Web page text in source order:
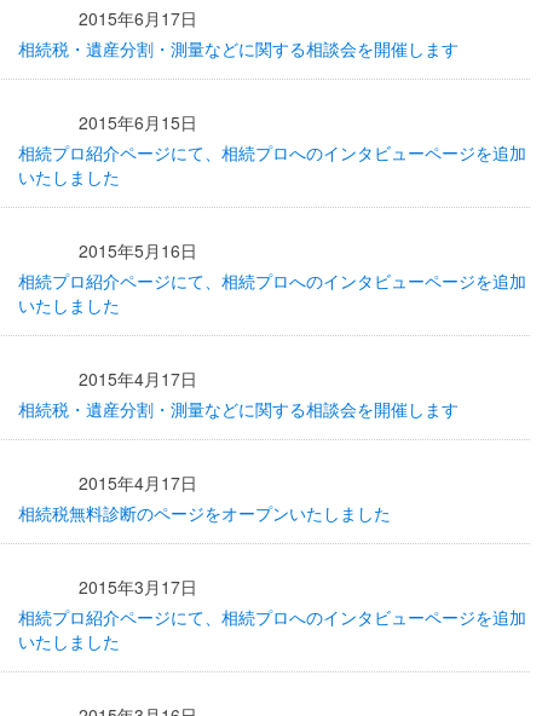
2015年6月17日
相続税・遺産分割・測量などに関する相談会を開催します
2015年6月15日
相続プロ紹介ページにて、相続プロへのインタビューページを追加
いたしました
2015年5月16日
相続プロ紹介ページにて、相続プロへのインタビューページを追加
いたしました
2015年4月17日
相続税・遺産分割・測量などに関する相談会を開催します
2015年4月17日
相続税無料診断のページをオープンいたしました
2015年3月17日
相続プロ紹介ページにて、相続プロへのインタビューページを追加
いたしました